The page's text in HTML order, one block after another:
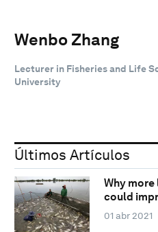
Wenbo Zhang
Lecturer in Fisheries and Life
University
Últimos Artículos
Why
could
01 abr 2021